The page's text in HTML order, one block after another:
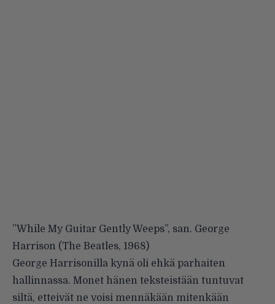
”While My Guitar Gently Weeps”, san. George
Harrison (The Beatles, 1968)
George Harrisonilla kynä oli ehkä parhaiten
hallinnassa. Monet hänen teksteistään tuntuvat
siltä, etteivät ne voisi mennäkään mitenkään